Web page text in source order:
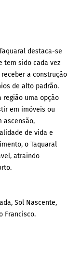
destaca-se
tem sido cada vez
a construção
de alto padrão.
região uma opção
em imóveis ou
ascensão,
de vida e
o Taquaral
atraindo
Sol Nascente,
Francisco.